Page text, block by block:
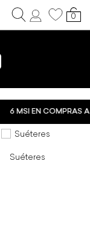
0
6 MSI EN COMPRAS A
Suéteres